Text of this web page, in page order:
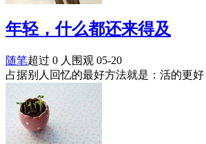
年轻，什么都还来得及
随笔超过 0 人围观 05-20
占据别人回忆的最好方法就是：活的更